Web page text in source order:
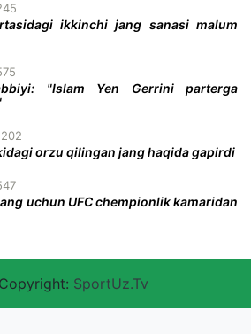
ikkinchi jang sanasi malum
"Islam Yen Gerrini parterga
orzu qilingan jang haqida gapirdi
uchun UFC chempionlik kamaridan
SportUz.Tv